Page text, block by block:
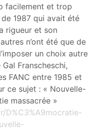
facilement et trop
1987 qui avait été
rigueur et son
n’ont été que de
un choix autre
Franscheschi,
FANC entre 1985 et
ce sujet : « Nouvelle-
massacrée »
D%C3%A9mocratie-